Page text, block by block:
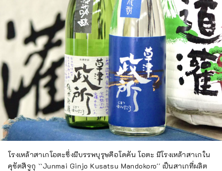
โรงเหล้าสาเกโอตะซึ่งมีบรรพบุรุษคือโดคัน โอตะ มีโรงเหล้าสาเกใน
คุซัตสึจูกุ ``Junmai Ginjo Kusatsu Mandokoro'' เป็นสาเกที่ผลิต